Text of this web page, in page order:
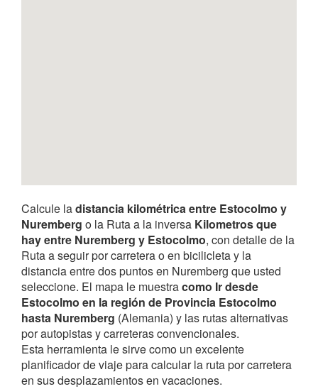
Calcule ladistancia kilométrica entre Estocolmo y
Nuremberg o la Ruta a la inversa Kilometros que
hay entre Nuremberg y Estocolmo, con detalle de la
Ruta a seguir por carretera o en bicilicleta y la
distancia entre dos puntos en Nuremberg que usted
seleccione. El mapa le muestracomo Ir desde
Estocolmo en la región de Provincia Estocolmo
hasta Nuremberg (Alemania) y las rutas alternativas
por autopistas y carreteras convencionales.
Esta herramienta le sirve como un excelente
planificador de viaje para calcular la ruta por carretera
en sus desplazamientos en vacaciones.